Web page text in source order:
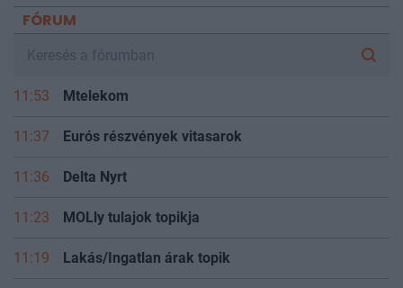
FÓRUM
11:53 Mtelekom
11:37 Eurós részvények vitasarok
11:36 Delta Nyrt
11:23 MOLly tulajok topikja
11:19 Lakás/Ingatlan árak topik